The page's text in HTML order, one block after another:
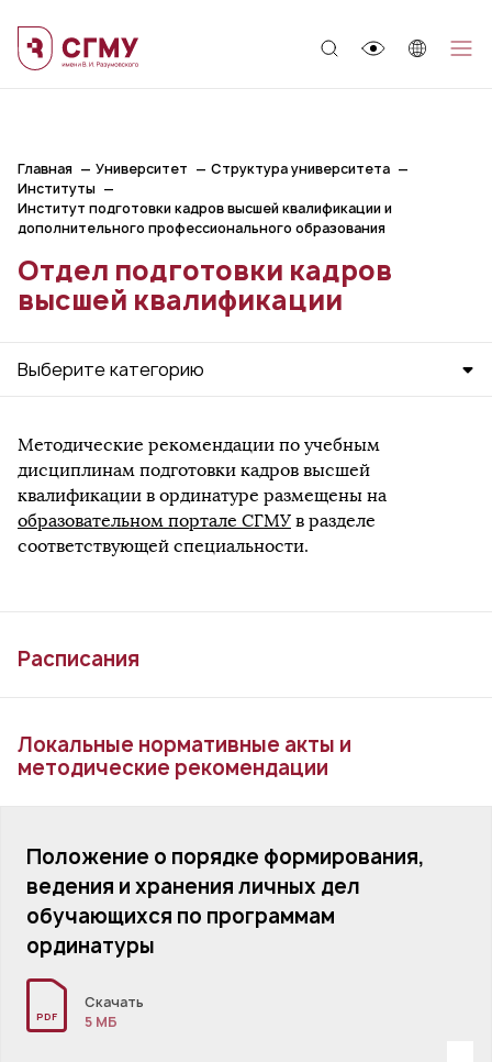
Главная Университет
Структура университета
Институты
Институт подготовки кадров высшей квалификации и
дополнительного профессионального образования
Отдел подготовки кадров
высшей квалификации
Выберите категорию
Методические рекомендации по учебным
дисциплинам подготовки кадров высшей
квалификации в ординатуре размещены на
образовательном портале СГМУ в разделе
соответствующей специальности.
Расписания
Локальные нормативные акты и
методические рекомендации
Положение о порядке формирования,
ведения и хранения личных дел
обучающихся по программам
ординатуры
PDF
Скачать
5 MБ